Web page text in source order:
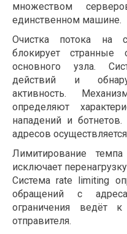
множеством
единственном машине.
Очистка потока на
блокирует странные
основного узла.
действий и
активность.
определяют
нападений и
адресов
Лимитирование
исключает
Система rate limiting
обращений с
ограничения ведёт
отправителя.